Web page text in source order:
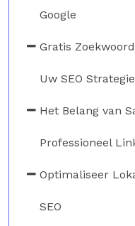
Google
Gratis
Uw SEO Strategie
Het Belang van
Professioneel
Optimaliseer
SEO